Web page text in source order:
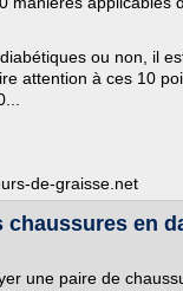
ou non, il
attention à ces 10
de-graisse.net
chaussures en
une paire de